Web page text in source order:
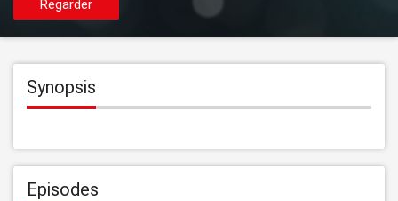
Regarder
Synopsis
Episodes